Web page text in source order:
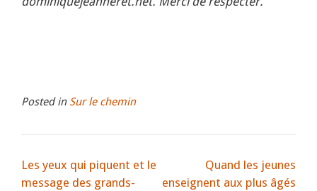
Posted in Sur le chemin
Les yeux qui piquent et le
message des grands-
Quand les jeunes
enseignent aux plus âgés